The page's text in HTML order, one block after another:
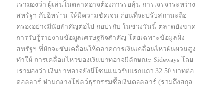
เรามองว่า ผู้เล่นในตลาดอาจต้องการรอลุ้น การเจรจาระหว่าง
สหรัฐฯ กับอิหร่าน ให้มีความชัดเจน ก่อนที่จะปรับสถานะถือ
ครองอย่างมีนัยสำคัญต่อไป กอปรกับ ในช่วงวันนี้ ตลาดยังขาด
การรับรู้รายงานข้อมูลเศรษฐกิจสำคัญ โดยเฉพาะข้อมูลฝั่ง
สหรัฐฯ ที่มักจะขับเคลื่อนให้ตลาดการเงินเคลื่อนไหวผันผวนสูง
ทำให้ การเคลื่อนไหวของเงินบาทอาจมีลักษณะ Sideways โดย
เรามองว่า เงินบาทอาจยังมีโซนแนวรับแรกแถว 32.50 บาทต่อ
ดอลลาร์ ท่ามกลางโฟลว์ธุรกรรมซื้อเงินดอลลาร์ (รวมถึงสกุล